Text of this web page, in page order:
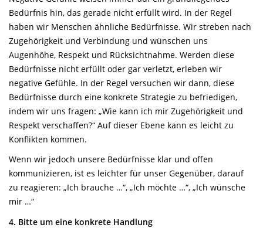
Bedürfnis hin, das gerade nicht erfüllt wird. In der Regel
haben wir Menschen ähnliche Bedürfnisse. Wir streben nach
Zugehörigkeit und Verbindung und wünschen uns
Augenhöhe, Respekt und Rücksichtnahme. Werden diese
Bedürfnisse nicht erfüllt oder gar verletzt, erleben wir
negative Gefühle. In der Regel versuchen wir dann, diese
Bedürfnisse durch eine konkrete Strategie zu befriedigen,
indem wir uns fragen: „Wie kann ich mir Zugehörigkeit und
Respekt verschaffen?“ Auf dieser Ebene kann es leicht zu
Konflikten kommen.
Wenn wir jedoch unsere Bedürfnisse klar und offen
kommunizieren, ist es leichter für unser Gegenüber, darauf
zu reagieren: „Ich brauche …“, „Ich möchte …“, „Ich wünsche
mir …“
4. Bitte um eine konkrete Handlung